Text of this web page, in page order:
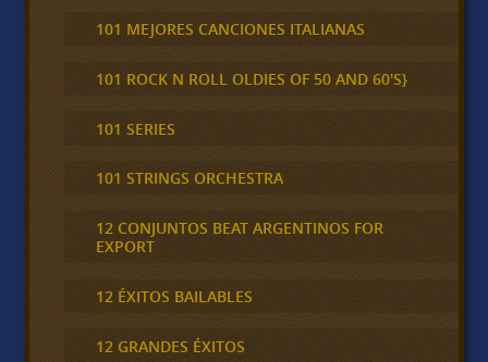
101 MEJORES CANCIONES ITALIANAS
101 ROCK N ROLL OLDIES OF 50 AND 60'S}
101 SERIES
101 STRINGS ORCHESTRA
12 CONJUNTOS BEAT ARGENTINOS FOR
EXPORT
12 ÉXITOS BAILABLES
12 GRANDES ÉXITOS